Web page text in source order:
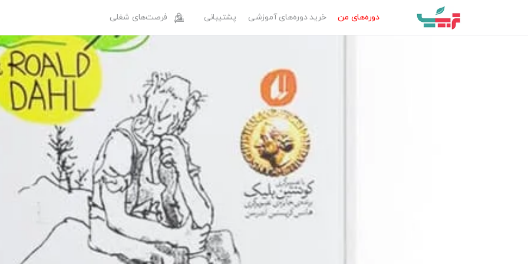
دوره‌‌های من خرید دوره‌های آموزشی پشتیبانی فرصت‌های شغلی